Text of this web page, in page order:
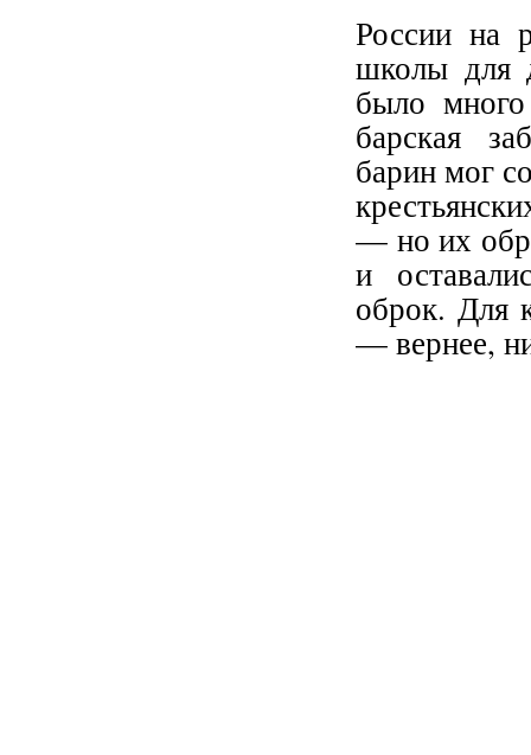
России на
школы для
было
барская
барин мог
— но их
и
оброк. Для
— вернее,